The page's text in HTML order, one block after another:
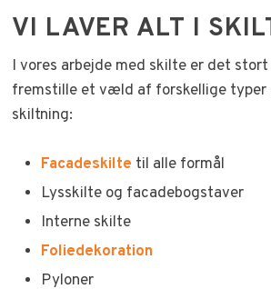
VI LAVER ALT I
I vores arbejde med skilte er det
fremstille et væld af forskellige typer
skiltning:
Facadeskilte til alle formål
Lysskilte og facadebogstaver
Interne skilte
Foliedekoration
Pyloner